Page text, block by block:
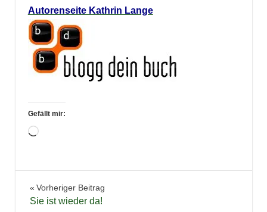
Autorenseite Kathrin Lange
Gefällt mir:
Wird
Buchschätzer
Beitragsnavigation
Vorheriger Beitrag
Sie ist wieder da!